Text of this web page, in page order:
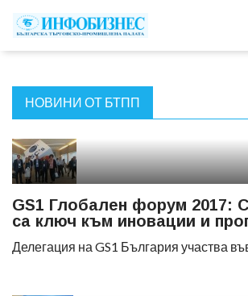
НОВИНИ ОТ БТПП
GS1 Глобален форум 2017:
са ключ към иновации и
Делегация на GS1 България участва